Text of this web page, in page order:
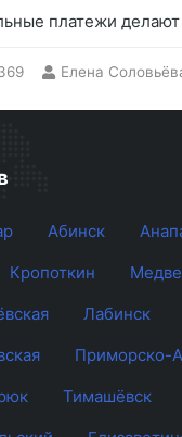
платежи делают
Елена
Абинск
Кропоткин
Лабинск
Приморско-
Тимашёвск